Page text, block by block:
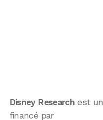
Disney Research est
financé par